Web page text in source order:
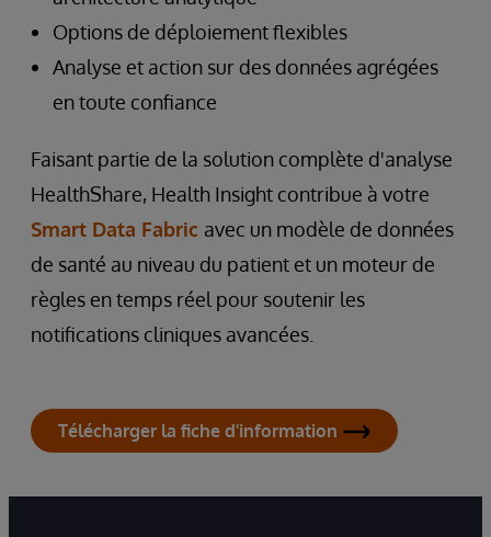
Options de déploiement flexibles
Analyse et action sur des données agrégées
en toute confiance
Faisant partie de la solution complète d'analyse
HealthShare, Health Insight contribue à votre
Smart Data Fabric avec un modèle de données
de santé au niveau du patient et un moteur de
règles en temps réel pour soutenir les
notifications cliniques avancées.
Télécharger la fiche d'information